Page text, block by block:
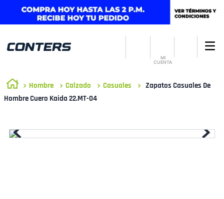
MI
CUENTA
Hombre Calzado Casuales
Zapatos Casuales De
Hombre Cuero Kaida 22.MT-04